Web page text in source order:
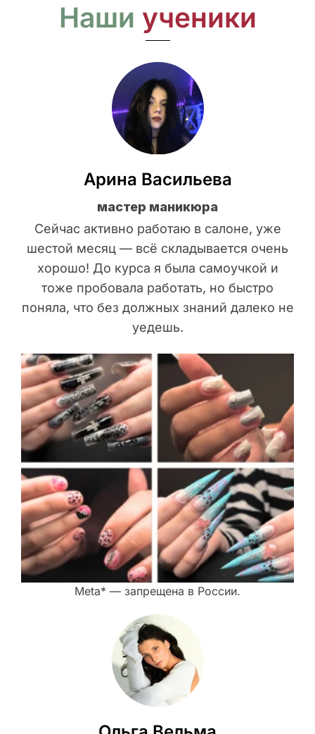
Наши ученики
Арина Васильева
мастер маникюра
Сейчас активно работаю в салоне, уже
шестой месяц — всё складывается очень
хорошо! До курса я была самоучкой и
тоже пробовала работать, но быстро
поняла, что без должных знаний далеко не
уедешь.
Meta* — запрещена в России.